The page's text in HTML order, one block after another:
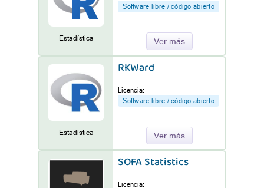
Estadística
Software libre / código abierto
Ver más
Estadística
RKWard
Licencia:
Software libre / código abierto
Ver más
SOFA Statistics
Licencia: